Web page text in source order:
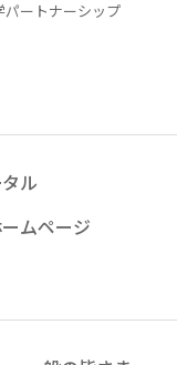
パートナーシップ
ル
ムページ